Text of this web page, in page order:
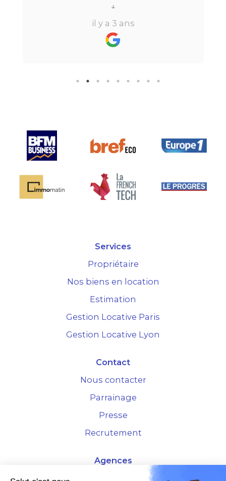
tout au long du processus.Très
réactive, elle a su répondre à
toutes mes questions en moins de
24h par email ou par
supplémentaire est très bien
↓
il y a 3 ans
Services
Propriétaire
Nos biens en location
Estimation
Gestion Locative Paris
Gestion Locative Lyon
Contact
Nous contacter
Parrainage
Presse
Recrutement
Agences
4 Rue de la Bourse - 69001 Lyon